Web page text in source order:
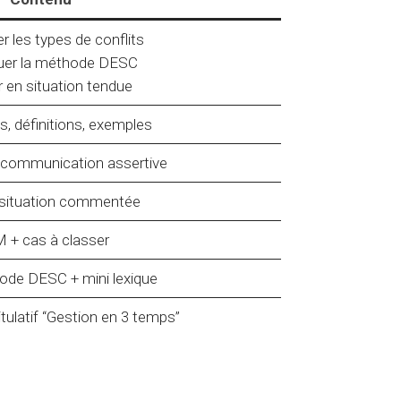
les types de conflits
la méthode DESC
en situation tendue
définitions, exemples
communication assertive
commentée
+ cas à classer
DESC + mini lexique
“Gestion en 3 temps”